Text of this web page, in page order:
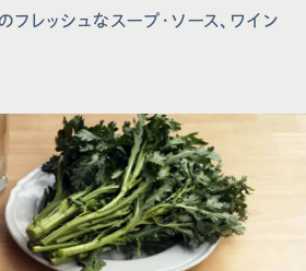
フレッシュなスープ・ソース、ワイン